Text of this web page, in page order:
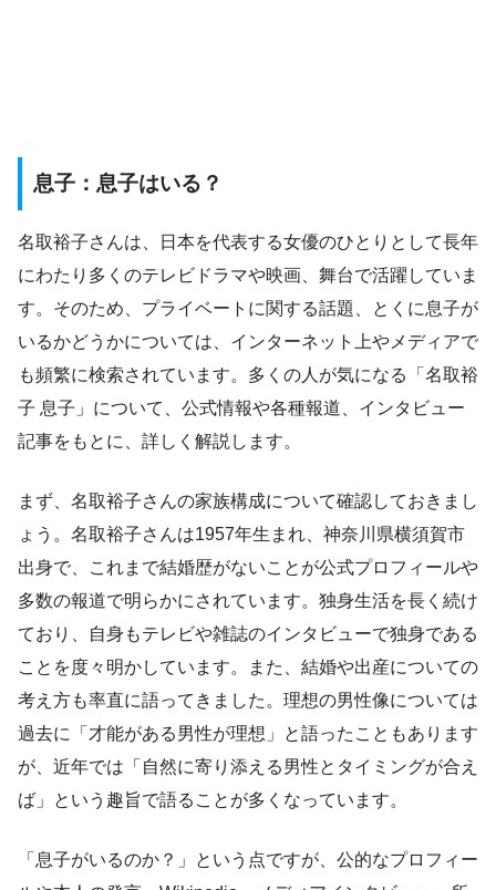
息子：息子はいる？
名取裕子さんは、日本を代表する女優のひとりとして長年
にわたり多くのテレビドラマや映画、舞台で活躍していま
す。そのため、プライベートに関する話題、とくに息子が
いるかどうかについては、インターネット上やメディアで
も頻繁に検索されています。多くの人が気になる「名取裕
子 息子」について、公式情報や各種報道、インタビュー
記事をもとに、詳しく解説します。
まず、名取裕子さんの家族構成について確認しておきまし
ょう。名取裕子さんは1957年生まれ、神奈川県横須賀市
出身で、これまで結婚歴がないことが公式プロフィールや
多数の報道で明らかにされています。独身生活を長く続け
ており、自身もテレビや雑誌のインタビューで独身である
ことを度々明かしています。また、結婚や出産についての
考え方も率直に語ってきました。理想の男性像については
過去に「才能がある男性が理想」と語ったこともあります
が、近年では「自然に寄り添える男性とタイミングが合え
ば」という趣旨で語ることが多くなっています。
「息子がいるのか？」という点ですが、公的なプロフィー